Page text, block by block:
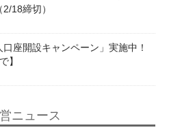
18締切）
座開設キャンペーン」実施中！
】
ニュース